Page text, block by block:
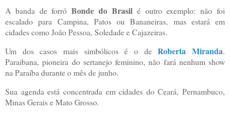
A banda de forróBonde do Brasilé outro exemplo: não foi
escalado para Campina, Patos ou Bananeiras, mas estará em
cidades como João Pessoa, Soledade e Cajazeiras.
Um dos casos mais simbólicos é o deRoberta Miranda.
Paraibana, pioneira do sertanejo feminino, não fará nenhum show
na Paraíba durante o mês de junho.
Sua agenda está concentrada em cidades do Ceará, Pernambuco,
Minas Gerais e Mato Grosso.